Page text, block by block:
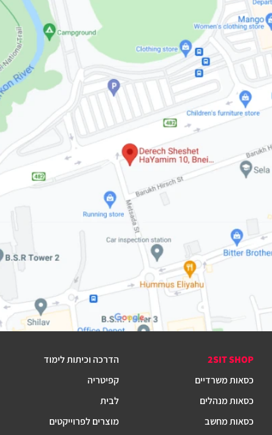
2SIT SHOP
כסאות משרדיים
כסאות מנהלים
כסאות מחשב
הדרכה וכיתות לימוד
קפיטריה
לבית
מוצרים לפרוייקטים